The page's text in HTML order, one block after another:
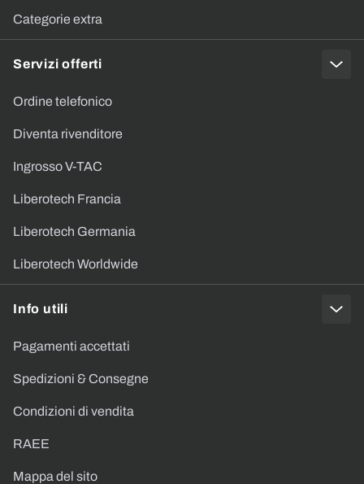
Categorie extra
Servizi offerti
Ordine telefonico
Diventa rivenditore
Ingrosso V-TAC
Liberotech Francia
Liberotech Germania
Liberotech Worldwide
Info utili
Pagamenti accettati
Spedizioni & Consegne
Condizioni di vendita
RAEE
Mappa del sito